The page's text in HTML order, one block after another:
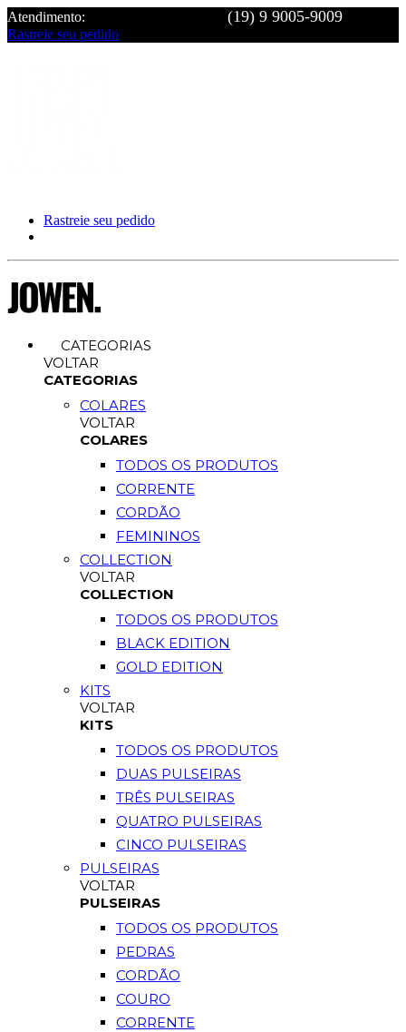
Atendimento:
Rastreie seu pedido
Rastreie seu pedido
CATEGORIAS
VOLTAR
CATEGORIAS
COLARES
VOLTAR
COLARES
TODOS OS PRODUTOS
CORRENTE
CORDÃO
FEMININOS
COLLECTION
VOLTAR
COLLECTION
TODOS OS PRODUTOS
BLACK EDITION
GOLD EDITION
KITS
VOLTAR
KITS
TODOS OS PRODUTOS
DUAS PULSEIRAS
TRÊS PULSEIRAS
QUATRO PULSEIRAS
CINCO PULSEIRAS
PULSEIRAS
VOLTAR
PULSEIRAS
TODOS OS PRODUTOS
PEDRAS
CORDÃO
COURO
CORRENTE